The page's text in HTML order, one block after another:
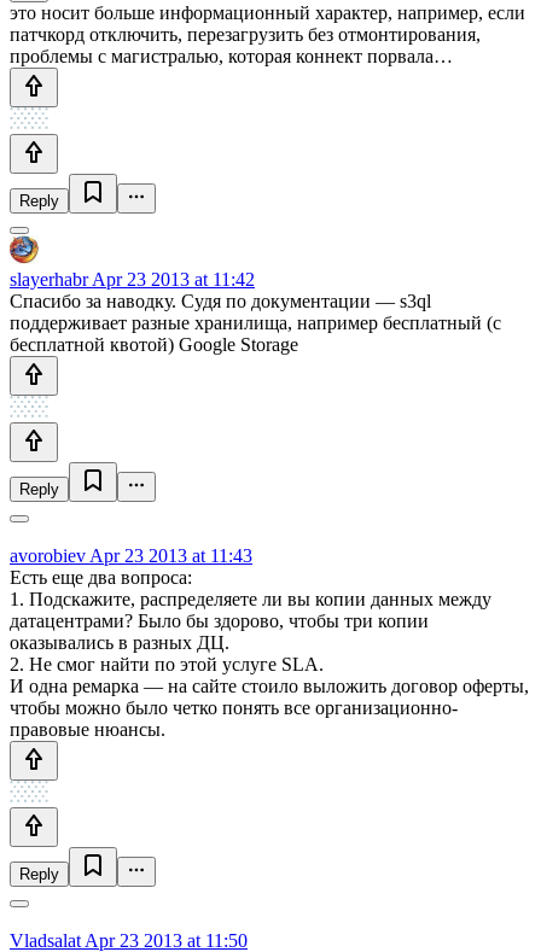
это носит больше информационный характер, например, если
патчкорд отключить, перезагрузить без отмонтирования,
проблемы с магистралью, которая коннект порвала…
Reply
slayerhabrApr 23 2013 at 11:42
Спасибо за наводку. Судя по документации — s3ql
поддерживает разные хранилища, например бесплатный (с
бесплатной квотой) Google Storage
Reply
avorobiev Apr 23 2013 at 11:43
Есть еще два вопроса:
1. Подскажите, распределяете ли вы копии данных между
датацентрами? Было бы здорово, чтобы три копии
оказывались в разных ДЦ.
2. Не смог найти по этой услуге SLA.
И одна ремарка — на сайте стоило выложить договор оферты,
чтобы можно было четко понять все организационно-
правовые нюансы.
Reply
Vladsalat Apr 23 2013 at 11:50